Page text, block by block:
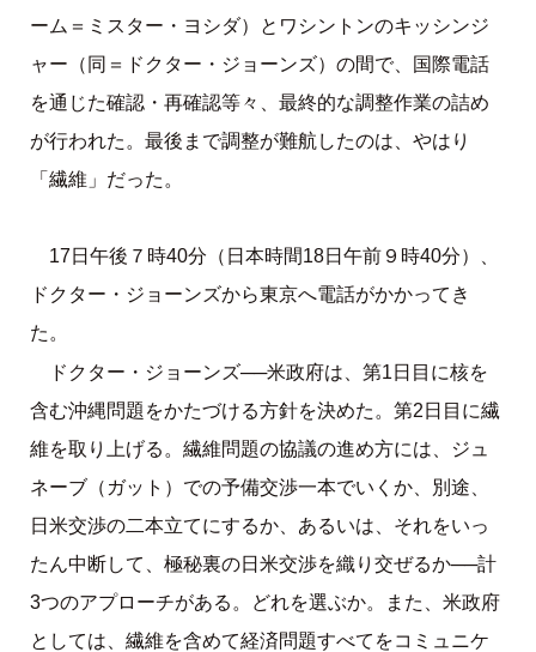
ーム＝ミスター・ヨシダ）とワシントンのキッシンジ
ャー（同＝ドクター・ジョーンズ）の間で、国際電話
を通じた確認・再確認等々、最終的な調整作業の詰め
が行われた。最後まで調整が難航したのは、やはり
「繊維」だった。
17日午後７時40分（日本時間18日午前９時40分）、
ドクター・ジョーンズから東京へ電話がかかってき
た。
ドクター・ジョーンズ──米政府は、第1日目に核を
含む沖縄問題をかたづける方針を決めた。第2日目に繊
維を取り上げる。繊維問題の協議の進め方には、ジュ
ネーブ（ガット）での予備交渉一本でいくか、別途、
日米交渉の二本立てにするか、あるいは、それをいっ
たん中断して、極秘裏の日米交渉を織り交ぜるか──計
3つのアプローチがある。どれを選ぶか。また、米政府
としては、繊維を含めて経済問題すべてをコミュニケ